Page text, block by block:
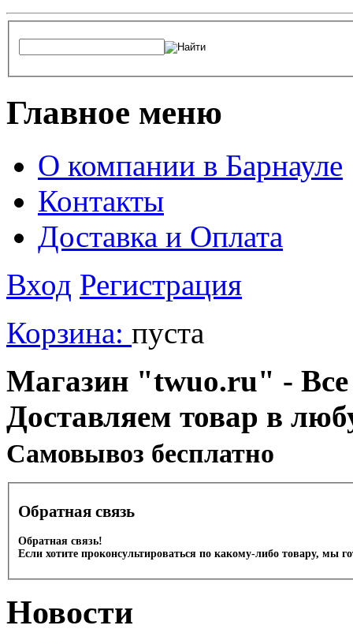
Главное меню
О компании в Барнауле
Контакты
Доставка и Оплата
Вход Регистрация
Корзина: пуста
Магазин "twuo.ru" - Все
Доставляем товар в
Cамовывоз бесплатно
Обратная связь
Обратная связь!
Если хотите проконсультироваться по какому-либо товару, мы
Новости